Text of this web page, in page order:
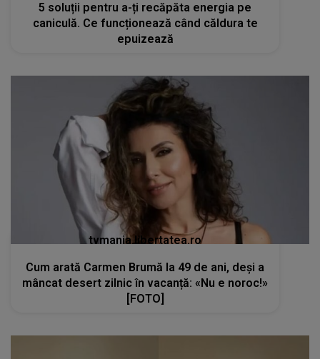
5 soluții pentru a-ți recăpăta energia pe
caniculă. Ce funcționează când căldura te
epuizează
tvmania.libertatea.ro
Cum arată Carmen Brumă la 49 de ani, deși a
mâncat desert zilnic în vacanță: «Nu e noroc!»
[FOTO]